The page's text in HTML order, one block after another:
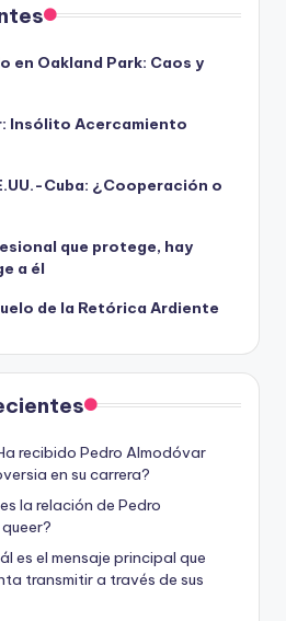
en Oakland Park: Caos y
Insólito Acercamiento
Cuba: ¿Cooperación o
que protege, hay
a él
de la Retórica Ardiente
recibido Pedro Almodóvar
en su carrera?
la relación de Pedro
es el mensaje principal que
transmitir a través de sus